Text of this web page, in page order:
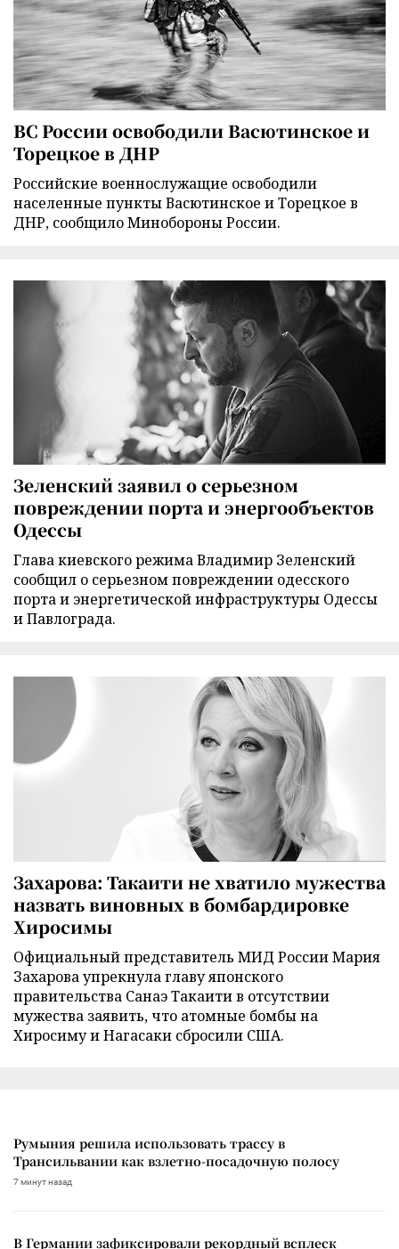
ВС России освободили Васютинское и
Торецкое в ДНР
Российские военнослужащие освободили
населенные пункты Васютинское и Торецкое в
ДНР, сообщило Минобороны России.
Зеленский заявил о серьезном
повреждении порта и энергообъектов
Одессы
Глава киевского режима Владимир Зеленский
сообщил о серьезном повреждении одесского
порта и энергетической инфраструктуры Одессы
и Павлограда.
Захарова: Такаити не хватило мужества
назвать виновных в бомбардировке
Хиросимы
Официальный представитель МИД России Мария
Захарова упрекнула главу японского
правительства Санаэ Такаити в отсутствии
мужества заявить, что атомные бомбы на
Хиросиму и Нагасаки сбросили США.
Румыния решила использовать трассу в
Трансильвании как взлетно-посадочную полосу
7 минут назад
В Германии зафиксировали рекордный всплеск